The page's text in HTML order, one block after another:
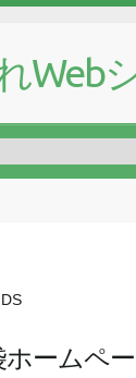
Web
ホームペ